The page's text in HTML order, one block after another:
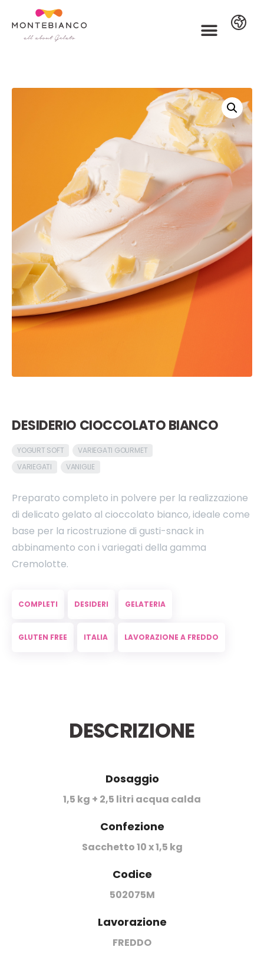
DESIDERIO CIOCCOLATO BIANCO
YOGURT SOFT
VARIEGATI GOURMET
VARIEGATI
VANIGLIE
Preparato completo in polvere per la realizzazione
di delicato gelato al cioccolato bianco, ideale come
base per la ricostruzione di gusti-snack in
abbinamento con i variegati della gamma
Cremolotte.
COMPLETI DESIDERI GELATERIA
GLUTEN FREE ITALIA LAVORAZIONE A FREDDO
DESCRIZIONE
Dosaggio
1,5 kg + 2,5 litri acqua calda
Confezione
Sacchetto 10 x 1,5 kg
Codice
502075M
Lavorazione
FREDDO